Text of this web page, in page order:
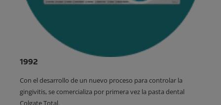
1992
Con el desarrollo de un nuevo proceso para controlar la
gingivitis, se comercializa por primera vez la pasta dental
Colgate Total.